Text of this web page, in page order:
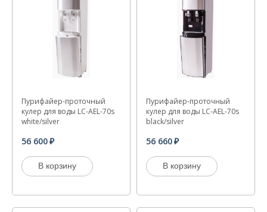
Пурифайер-проточный
кулер для воды LC-AEL-70s
white/silver
56 600
В корзину
Пурифайер-проточный
кулер для воды LC-AEL-70s
black/silver
56 660
В корзину